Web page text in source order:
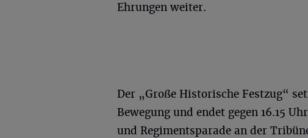
Ehrungen weiter.
Der „Große Historische Festzug“
Bewegung und endet gegen 16.15
und Regimentsparade an der